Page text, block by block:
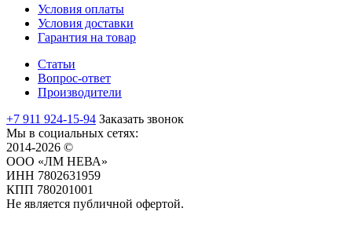
Условия оплаты
Условия доставки
Гарантия на товар
Статьи
Вопрос-ответ
Производители
+7 911 924-15-94 Заказать звонок
Мы в социальных сетях:
2014-2026 ©
ООО «ЛМ НЕВА»
ИНН 7802631959
КПП 780201001
Не является публичной офертой.